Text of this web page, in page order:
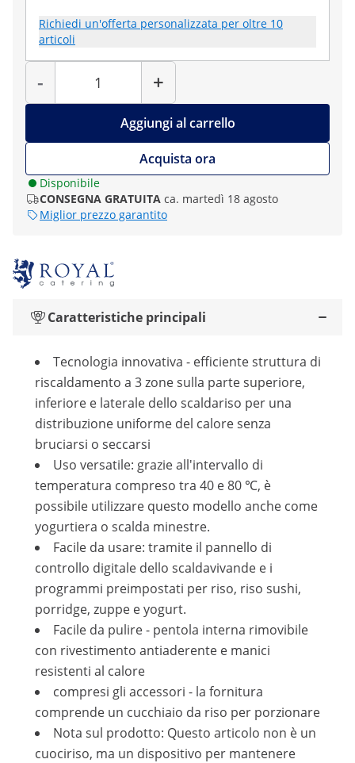
Richiedi un'offerta personalizzata per oltre 10
articoli
-
Quantità
+
Aggiungi al carrello
Acquista ora
Disponibile
CONSEGNA GRATUITA ca. martedì 18 agosto
Miglior prezzo garantito
Caratteristiche principali
Tecnologia innovativa - efficiente struttura di
riscaldamento a 3 zone sulla parte superiore,
inferiore e laterale dello scaldariso per una
distribuzione uniforme del calore senza
bruciarsi o seccarsi
Uso versatile: grazie all'intervallo di
temperatura compreso tra 40 e 80 ℃, è
possibile utilizzare questo modello anche come
yogurtiera o scalda minestre.
Facile da usare: tramite il pannello di
controllo digitale dello scaldavivande e i
programmi preimpostati per riso, riso sushi,
porridge, zuppe e yogurt.
Facile da pulire - pentola interna rimovibile
con rivestimento antiaderente e manici
resistenti al calore
compresi gli accessori - la fornitura
comprende un cucchiaio da riso per porzionare
Nota sul prodotto: Questo articolo non è un
cuociriso, ma un dispositivo per mantenere